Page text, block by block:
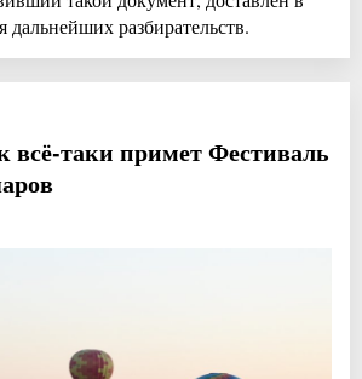
дальнейших разбирательств.
всё-таки примет Фестиваль